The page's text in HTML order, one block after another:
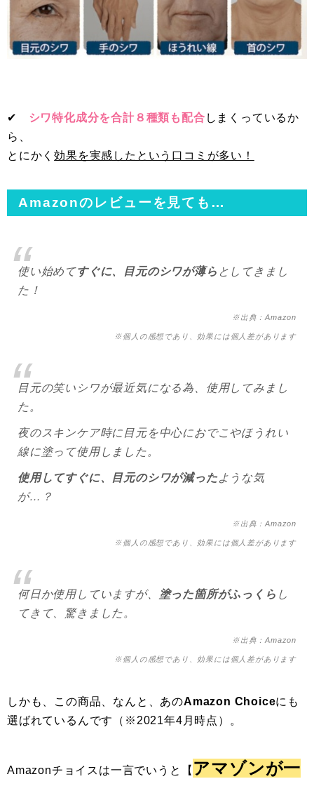
✔︎ シワ特化成分を合計８種類も配合 しまくっているか
ら、
とにかく効果を実感したという口コミが多い！
Amazonのレビューを見ても…
使い始めてすぐに、目元のシワが薄ら としてきまし
た！
※出典：Amazon
※個人の感想であり、効果には個人差があります
目元の笑いシワが最近気になる為、使用してみまし
た。
夜のスキンケア時に目元を中心におでこやほうれい
線に塗って使用しました。
使用してすぐに、目元のシワが減った ような気
が…？
※出典：Amazon
※個人の感想であり、効果には個人差があります
何日か使用していますが、 塗った箇所がふっくら し
てきて、驚きました。
※出典：Amazon
※個人の感想であり、効果には個人差があります
しかも、この商品、なんと、あのAmazon Choiceにも
選ばれているんです（※2021年4月時点）。
Amazonチョイスは一言でいうと【 アマゾンが一